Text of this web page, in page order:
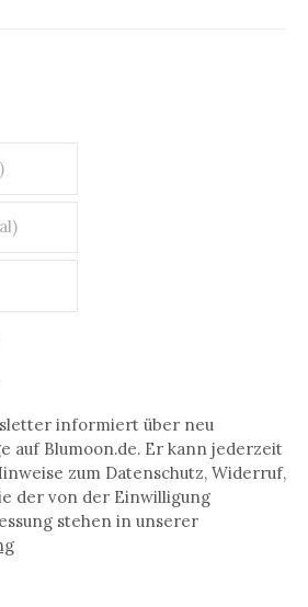
informiert über neu
auf Blumoon.de. Er kann jederzeit
zum Datenschutz, Widerruf,
der von der Einwilligung
stehen in unserer